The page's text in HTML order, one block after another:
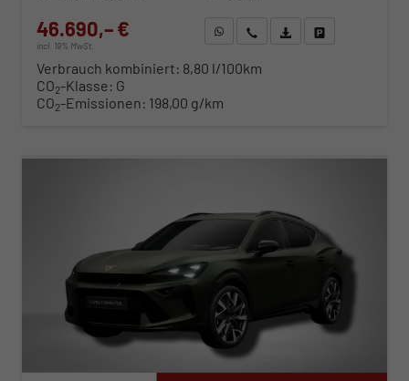
46.690,– €
incl. 19% MwSt.
WhatsApp anfragen
Wir rufen Sie anFahrzeugexposé (PDF)
Verbrauch kombiniert: 8,80 l/100km
CO2-Klasse: G
CO2-Emissionen: 198,00 g/km